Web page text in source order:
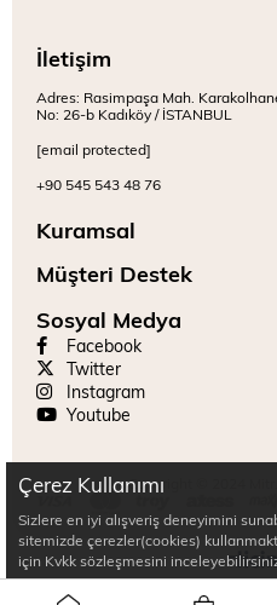
İletişim
Adres: Rasimpaşa Mah.
No: 26-b Kadıköy / İSTANBUL
[email protected]
+90 545 543 48 76
Kuramsal
Müşteri Destek
Sosyal Medya
Facebook
Twitter
Instagram
Youtube
Copyright © 2024 Mitr.
Çerez Kullanımı
Sizlere en iyi alışveriş deneyimini
sitemizde çerezler(cookies)
için Kvkk sözleşmesini